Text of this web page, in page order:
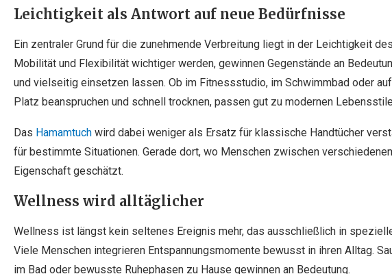
Leichtigkeit als Antwort auf neue Bedürfnisse
Ein zentraler Grund für die zunehmende Verbreitung liegt in der Leichtigkeit
Mobilität und Flexibilität wichtiger werden, gewinnen Gegenstände an
und vielseitig einsetzen lassen. Ob im Fitnessstudio, im Schwimmbad oder
Platz beanspruchen und schnell trocknen, passen gut zu modernen
Das Hamamtuch wird dabei weniger als Ersatz für klassische Handtücher
für bestimmte Situationen. Gerade dort, wo Menschen zwischen
Eigenschaft geschätzt.
Wellness wird alltäglicher
Wellness ist längst kein seltenes Ereignis mehr, das ausschließlich in
Viele Menschen integrieren Entspannungsmomente bewusst in ihren Alltag.
im Bad oder bewusste Ruhephasen zu Hause gewinnen an Bedeutung.